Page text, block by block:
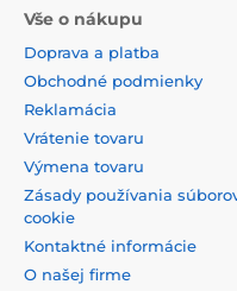
Vše o nákupu
Doprava a platba
Obchodné podmienky
Reklamácia
Vrátenie tovaru
Výmena tovaru
Zásady používania
cookie
Kontaktné informácie
O našej firme